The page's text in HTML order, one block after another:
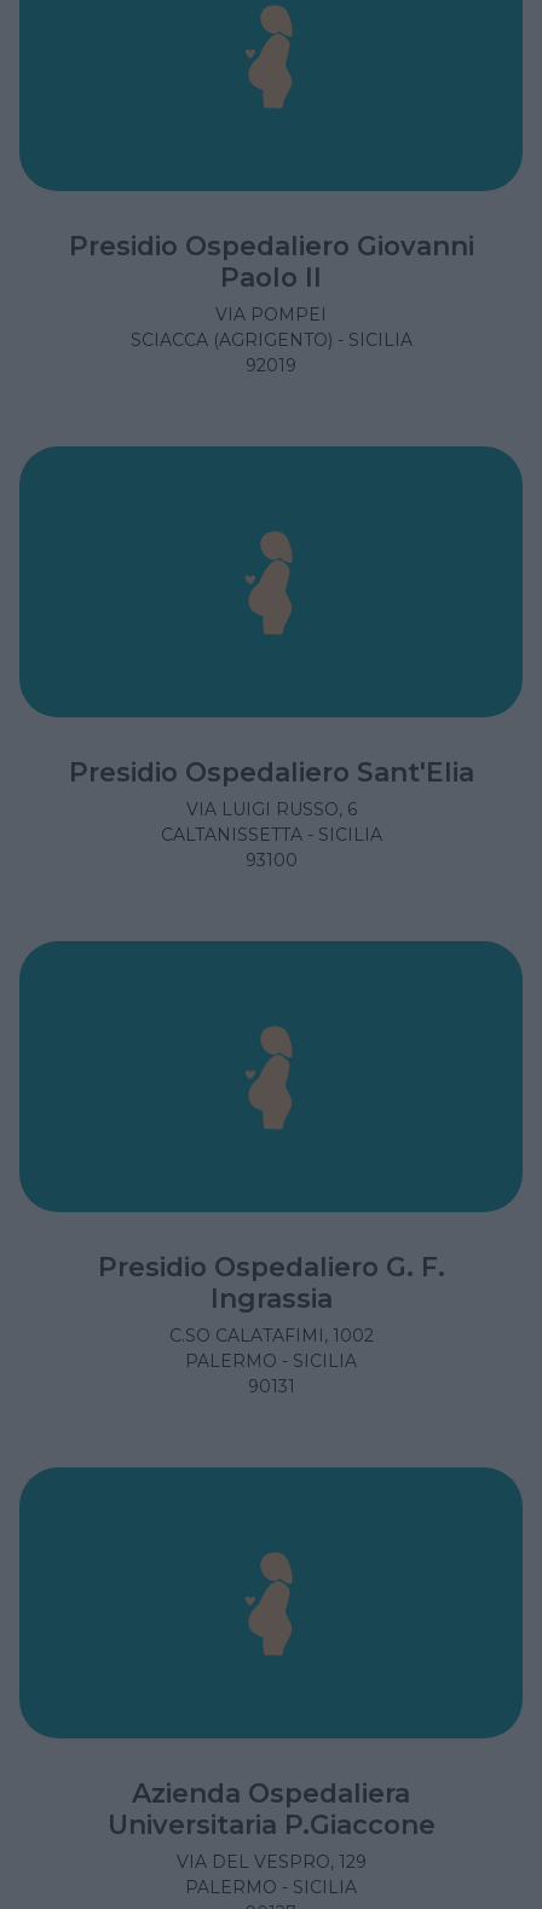
Presidio Ospedaliero Giovanni
Paolo II
VIA POMPEI
SCIACCA (AGRIGENTO) - SICILIA
92019
Presidio Ospedaliero Sant'Elia
VIA LUIGI RUSSO, 6
CALTANISSETTA - SICILIA
93100
Presidio Ospedaliero G. F.
Ingrassia
C.SO CALATAFIMI, 1002
PALERMO - SICILIA
90131
Azienda Ospedaliera
Universitaria P.Giaccone
VIA DEL VESPRO, 129
PALERMO - SICILIA